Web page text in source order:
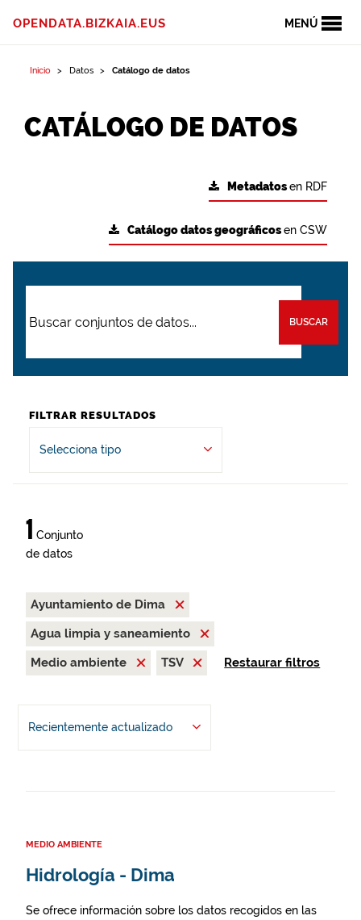
MENÚ
OPENDATA.BIZKAIA.EUS
Inicio Datos Catálogo de datos
CATÁLOGO DE DATOS
Metadatosen RDF
Catálogo datos geográficosen CSW
BUSCAR
FILTRAR RESULTADOS
Selecciona tipo
1 Conjunto
de datos
Ayuntamiento de Dima
Agua limpia y saneamiento
Medio ambiente
TSV Restaurar filtros
Recientemente actualizado
MEDIO AMBIENTE
Hidrología - Dima
Se ofrece información sobre los datos recogidos en las